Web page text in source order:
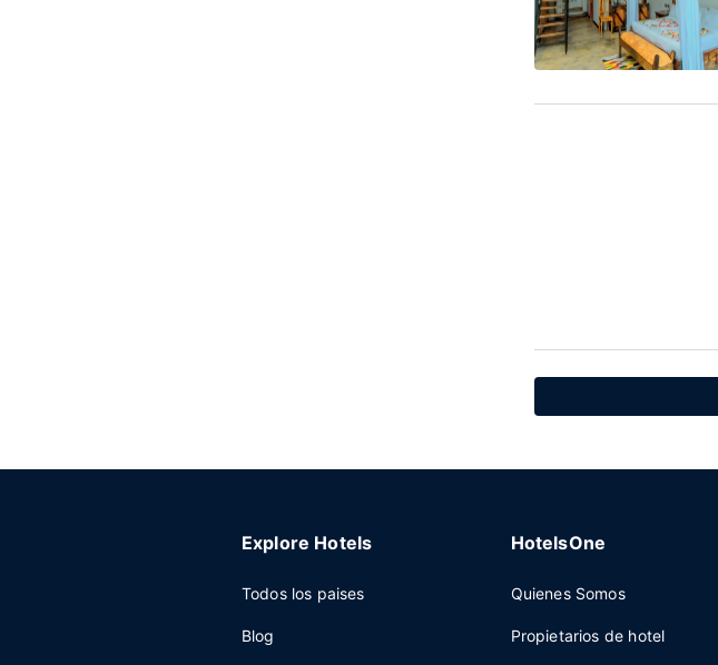
Explore Hotels
Todos los paises
Blog
HotelsOne
Quienes Somos
Propietarios de hotel